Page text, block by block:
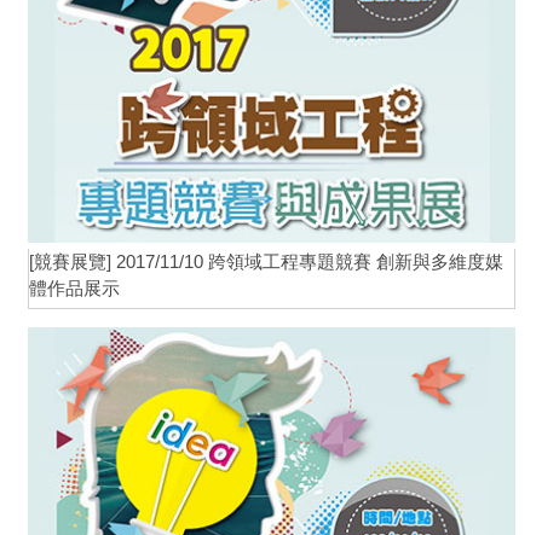
[競賽展覽] 2017/11/10 跨領域工程專題競賽 創新與多維度媒
體作品展示